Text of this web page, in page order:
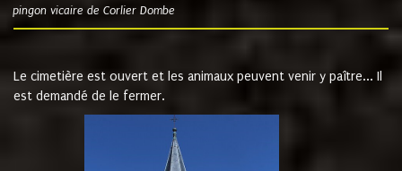
pingon vicaire de Corlier Dombe
Le cimetière est ouvert et les animaux peuvent venir y paître... Il
est demandé de le fermer.